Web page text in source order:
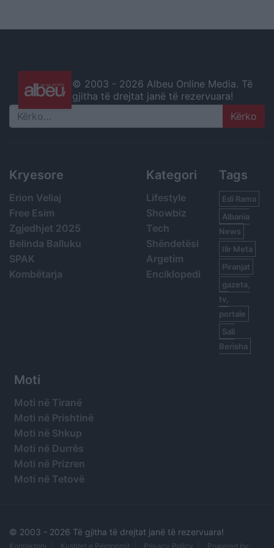
© 2003 - 2026 Albeu Online Media. Të
gjitha të drejtat janë të rezervuara!
Search
Kryesore
Erion Veliaj
Free Esim
Zgjedhjet 2025
Belinda Balluku
SPAK
Kombëtarja
Kategori
Lifestyle
Showbiz
Tech
Shëndetësi
Argetim
Enciklopedi
Tags
Edi Rama
Albania
News
Ilir Meta
Piranjat
gazeta,
tv,
portale
Sali
Berisha
Moti
Moti në Tiranë
Moti në Prishtinë
Moti në Shkup
Moti në Durrës
Moti në Prizren
Moti në Tetovë
© 2003 - 2026 Të gjitha të drejtat janë të rezervuara!
Kontaktoni Kushtet e Përdorimit Privacy Policy Powered by: